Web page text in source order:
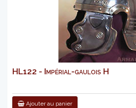
HL122 - Impérial-gaulois H
Ajouter au panier